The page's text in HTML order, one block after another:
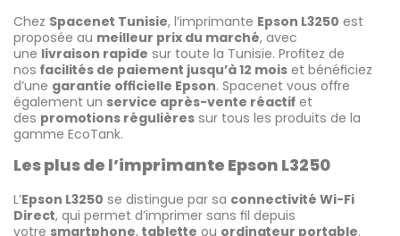
Chez Spacenet Tunisie, l’imprimante Epson L3250 est
proposée au meilleur prix du marché, avec
une livraison rapide sur toute la Tunisie. Profitez de
nos facilités de paiement jusqu’à 12 mois et bénéficiez
d’une garantie officielle Epson. Spacenet vous offre
également un service après-vente réactif et
des promotions régulières sur tous les produits de la
gamme EcoTank.
Les plus de l’imprimante Epson L3250
L’Epson L3250 se distingue par sa connectivité Wi-Fi
Direct, qui permet d’imprimer sans fil depuis
votre smartphone, tablette ou ordinateur portable.